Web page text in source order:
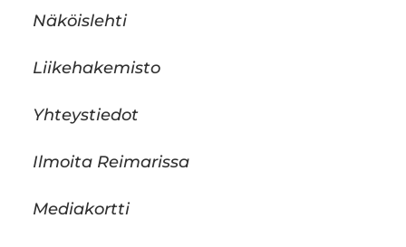
Näköislehti
Liikehakemisto
Yhteystiedot
Ilmoita Reimarissa
Mediakortti